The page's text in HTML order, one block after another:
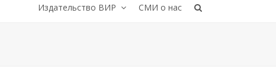
Издательство ВИР СМИ о нас